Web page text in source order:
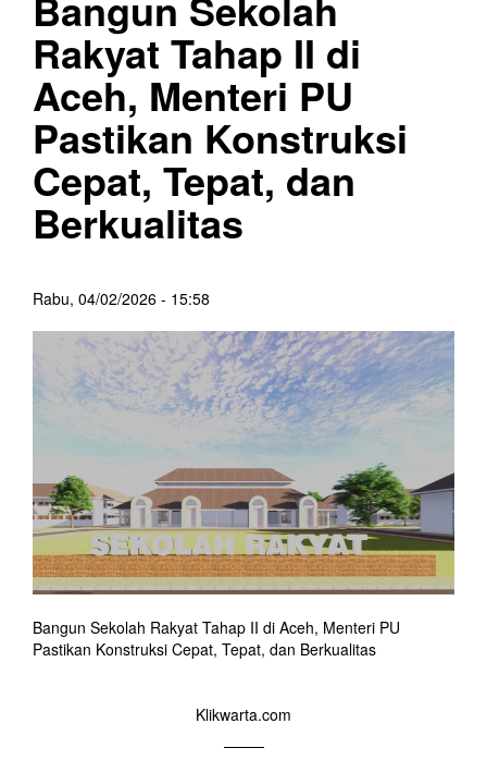
Rakyat Tahap II di
Aceh, Menteri PU
Pastikan Konstruksi
Cepat, Tepat, dan
Berkualitas
Rabu, 04/02/2026 - 15:58
Bangun Sekolah Rakyat Tahap II di Aceh, Menteri PU
Pastikan Konstruksi Cepat, Tepat, dan Berkualitas
Klikwarta.com